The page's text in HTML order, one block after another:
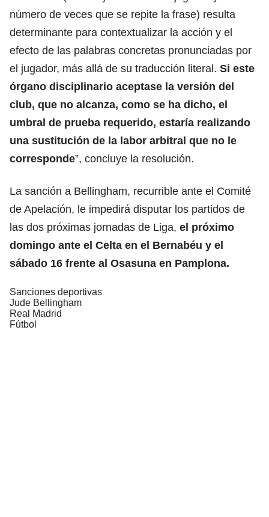
número de veces que se repite la frase) resulta
determinante para contextualizar la acción y el
efecto de las palabras concretas pronunciadas por
el jugador, más allá de su traducción literal. Si este
órgano disciplinario aceptase la versión del
club, que no alcanza, como se ha dicho, el
umbral de prueba requerido, estaría realizando
una sustitución de la labor arbitral que no le
corresponde”, concluye la resolución.
La sanción a Bellingham, recurrible ante el Comité
de Apelación, le impedirá disputar los partidos de
las dos próximas jornadas de Liga, el próximo
domingo ante el Celta en el Bernabéu y el
sábado 16 frente al Osasuna en Pamplona.
Sanciones deportivas
Jude Bellingham
Real Madrid
Fútbol